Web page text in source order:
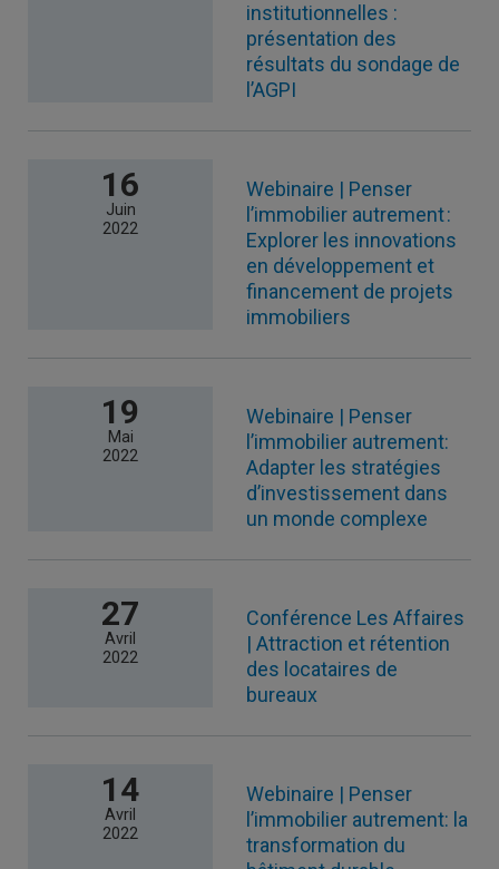
institutionnelles :
présentation des
résultats du sondage de
l’AGPI
16
Juin
2022
Webinaire | Penser
l’immobilier autrement :
Explorer les innovations
en développement et
financement de projets
immobiliers
19
Mai
2022
Webinaire | Penser
l’immobilier autrement:
Adapter les stratégies
d’investissement dans
un monde complexe
27
Avril
2022
Conférence Les Affaires
| Attraction et rétention
des locataires de
bureaux
14
Avril
2022
Webinaire | Penser
l’immobilier autrement: la
transformation du